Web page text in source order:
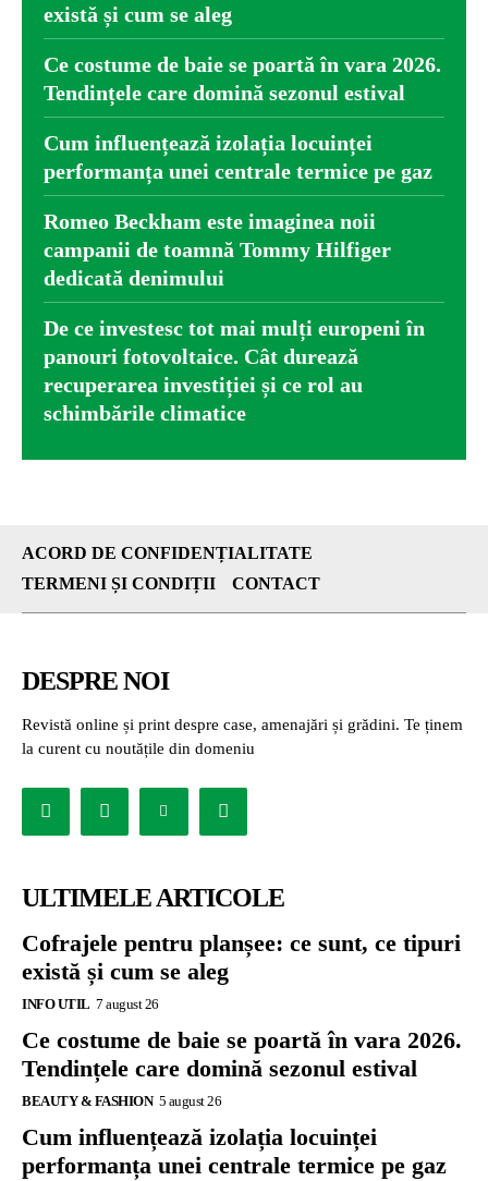
există și cum se aleg
Ce costume de baie se poartă în vara 2026.
Tendințele care domină sezonul estival
Cum influențează izolația locuinței
performanța unei centrale termice pe gaz
Romeo Beckham este imaginea noii
campanii de toamnă Tommy Hilfiger
dedicată denimului
De ce investesc tot mai mulți europeni în
panouri fotovoltaice. Cât durează
recuperarea investiției și ce rol au
schimbările climatice
ACORD DE CONFIDENȚIALITATE
TERMENI ȘI CONDIȚII
CONTACT
DESPRE NOI
Revistă online și print despre case, amenajări și grădini. Te ținem
la curent cu noutățile din domeniu
ULTIMELE ARTICOLE
Cofrajele pentru planșee: ce sunt, ce tipuri
există și cum se aleg
INFO UTIL 7 august 26
Ce costume de baie se poartă în vara 2026.
Tendințele care domină sezonul estival
BEAUTY & FASHION 5 august 26
Cum influențează izolația locuinței
performanța unei centrale termice pe gaz